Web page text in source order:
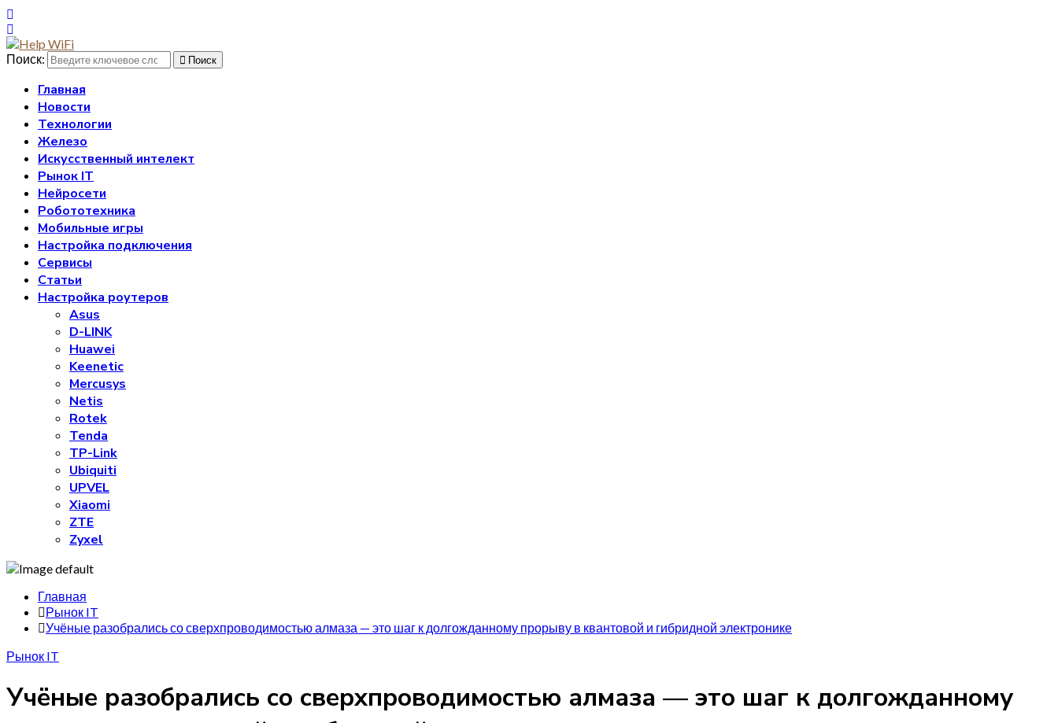
Поиск: Поиск
Главная
Новости
Технологии
Железо
Искусственный интелект
Рынок IT
Нейросети
Робототехника
Мобильные игры
Настройка подключения
Сервисы
Статьи
Настройка роутеров
Asus
D-LINK
Huawei
Keenetic
Mercusys
Netis
Rotek
Tenda
TP-Link
Ubiquiti
UPVEL
Xiaomi
ZTE
Zyxel
Главная
Рынок IT
Учёные разобрались со сверхпроводимостью алмаза — это шаг к долгожданному прорыву в квантовой и гибридной электронике
Рынок IT
Учёные разобрались со сверхпроводимостью алмаза — это шаг к долгожданному